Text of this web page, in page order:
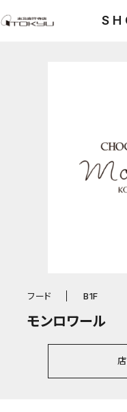
フード B1F
モンロワール